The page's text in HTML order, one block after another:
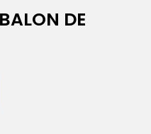
DE